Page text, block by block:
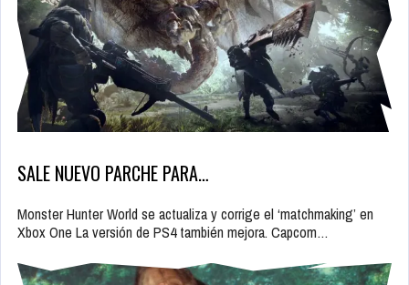
SALE NUEVO PARCHE PARA…
Monster Hunter World se actualiza y corrige el ‘matchmaking’ en
Xbox One La versión de PS4 también mejora. Capcom…